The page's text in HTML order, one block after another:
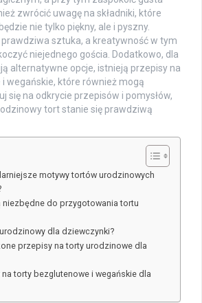
zwrócić uwagę na składniki, które
nie tylko piękny, ale i pyszny.
sztuka, a kreatywność w tym
niejednego gościa. Dodatkowo, dla
alternatywne opcje, istnieją przepisy na
wegańskie, które również mogą
się na odkrycie przepisów i pomysłów,
tort stanie się prawdziwą
motywy tortów urodzinowych
niezbędne do przygotowania tortu
dla dziewczynki?
przepisy na torty urodzinowe dla
na torty bezglutenowe i wegańskie dla